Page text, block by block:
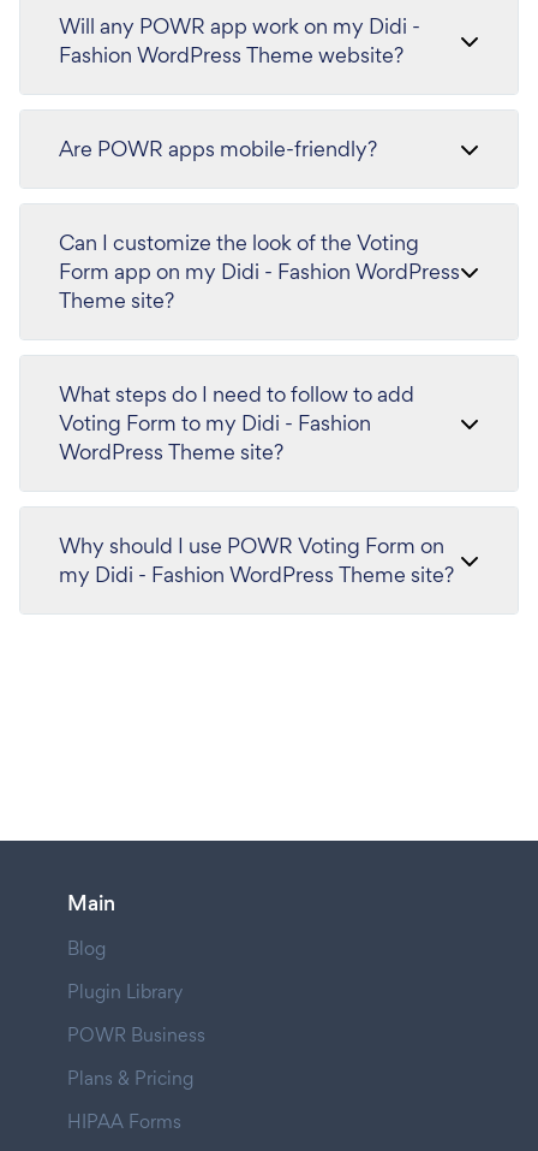
Will any POWR app work on my Didi -
Fashion WordPress Theme website?
Are POWR apps mobile-friendly?
Can I customize the look of the Voting
Form app on my Didi - Fashion WordPress
Theme site?
What steps do I need to follow to add
Voting Form to my Didi - Fashion
WordPress Theme site?
Why should I use POWR Voting Form on
my Didi - Fashion WordPress Theme site?
Main
Blog
Plugin Library
POWR Business
Plans & Pricing
HIPAA Forms